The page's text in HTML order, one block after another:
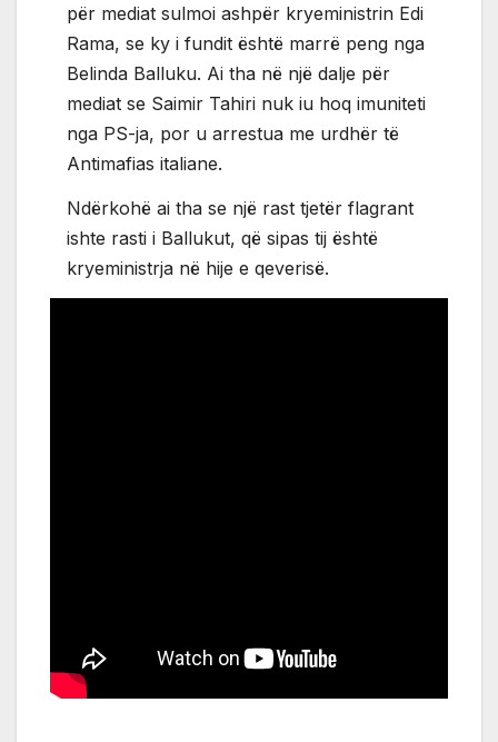
për mediat sulmoi ashpër kryeministrin Edi
Rama, se ky i fundit është marrë peng nga
Belinda Balluku. Ai tha në një dalje për
mediat se Saimir Tahiri nuk iu hoq imuniteti
nga PS-ja, por u arrestua me urdhër të
Antimafias italiane.
Ndërkohë ai tha se një rast tjetër flagrant
ishte rasti i Ballukut, që sipas tij është
kryeministrja në hije e qeverisë.